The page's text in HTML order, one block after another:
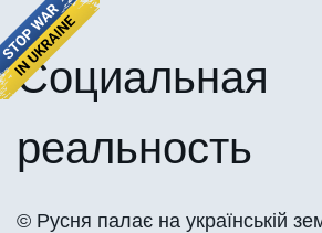
Социальная
реальность
©️ Русня палає на українській